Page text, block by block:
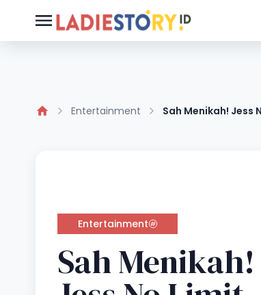
Entertainment Sah Menikah! Jess
Entertainment
Sah Menikah!